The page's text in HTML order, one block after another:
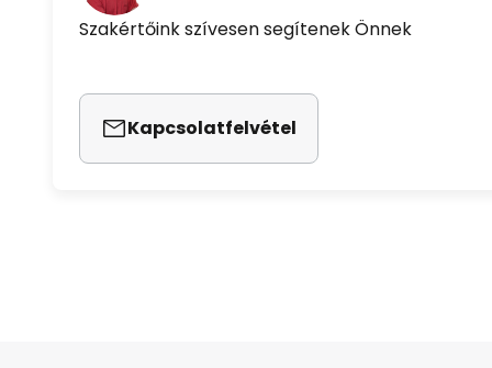
Szakértőink szívesen segítenek Önnek
Kapcsolatfelvétel